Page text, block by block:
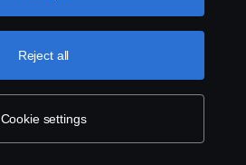
Cookie settings
Reject all